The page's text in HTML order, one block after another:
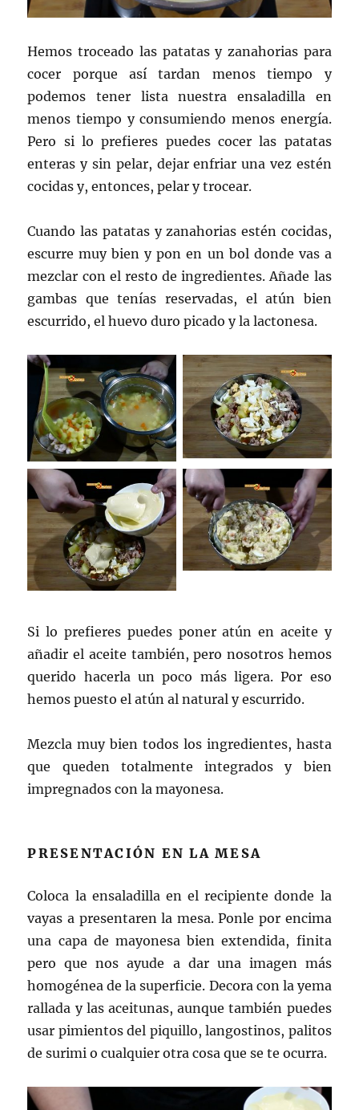
Hemos troceado las patatas y zanahorias para
cocer porque así tardan menos tiempo y
podemos tener lista nuestra ensaladilla en
menos tiempo y consumiendo menos energía.
Pero si lo prefieres puedes cocer las patatas
enteras y sin pelar, dejar enfriar una vez estén
cocidas y, entonces, pelar y trocear.
Cuando las patatas y zanahorias estén cocidas,
escurre muy bien y pon en un bol donde vas a
mezclar con el resto de ingredientes. Añade las
gambas que tenías reservadas, el atún bien
escurrido, el huevo duro picado y la lactonesa.
Si lo prefieres puedes poner atún en aceite y
añadir el aceite también, pero nosotros hemos
querido hacerla un poco más ligera. Por eso
hemos puesto el atún al natural y escurrido.
Mezcla muy bien todos los ingredientes, hasta
que queden totalmente integrados y bien
impregnados con la mayonesa.
PRESENTACIÓN EN LA MESA
Coloca la ensaladilla en el recipiente donde la
vayas a presentaren la mesa. Ponle por encima
una capa de mayonesa bien extendida, finita
pero que nos ayude a dar una imagen más
homogénea de la superficie. Decora con la yema
rallada y las aceitunas, aunque también puedes
usar pimientos del piquillo, langostinos, palitos
de surimi o cualquier otra cosa que se te ocurra.